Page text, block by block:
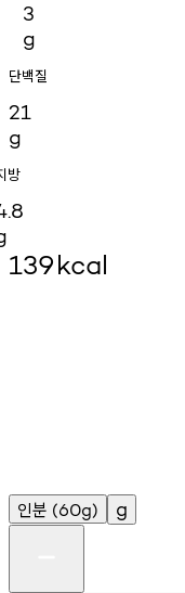
3
g
단백질
21
g
방
139kcal
인분 (60g) g